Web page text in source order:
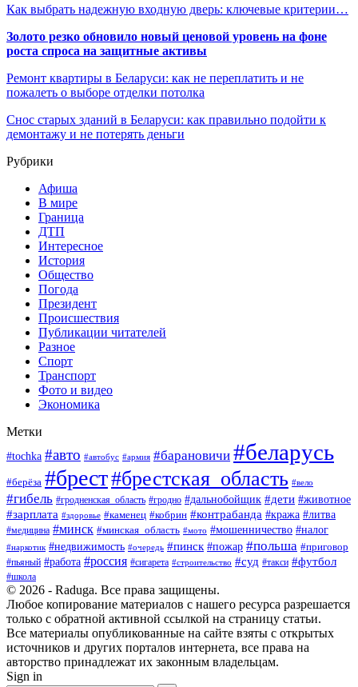
Как выбрать надежную входную дверь: ключевые критерии…
Золото резко обновило новый ценовой уровень на фоне
роста спроса на защитные активы
Ремонт квартиры в Беларуси: как не переплатить и не
пожалеть о выборе отделки потолка
Снос старых зданий в Беларуси: как правильно подойти к
демонтажу и не потерять деньги
Рубрики
Афиша
В мире
Граница
ДТП
Интересное
История
Общество
Погода
Президент
Происшествия
Публикации читателей
Разное
Спорт
Транспорт
Фото и видео
Экономика
Метки
#tochka #авто #автобус #армия #барановичи #беларусь
#берёза #брест#брестская_область #вело
#гибель #гродненская_область #гродно #дальнобойщик #дети #животное
#зарплата #здоровье #каменец #кобрин #контрабанда #кража #литва
#медицина #минск #минская_область #мото #мошенничество #налог
#наркотик #недвижимость #очередь #пинск #пожар #польша #приговор
#пьяный #работа #россия #сигарета #строительство #суд #такси #футбол
#школа
© 2026 - Raduga. Все права защищены.
Любое копирование материалов с нашего ресурса разрешается
только с обратной активной ссылкой на страницу статьи.
Все материалы опубликованные на сайте взяты с открытых
источников и других порталов интернета, все права на
авторство принадлежат их законным владельцам.
Sign in